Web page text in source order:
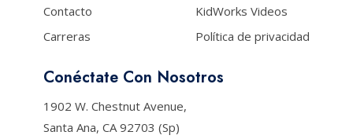
Contacto
Carreras
KidWorks Videos
Política de privacidad
Conéctate Con Nosotros
1902 W. Chestnut Avenue,
Santa Ana, CA 92703 (Sp)